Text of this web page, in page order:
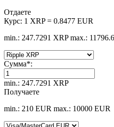
Отдаете
Курс: 1 XRP = 0.8477 EUR
min.: 247.7291 XRP max.:
Сумма*:
min.: 247.7291 XRP
Получаете
min.: 210 EUR max.: 10000 EUR